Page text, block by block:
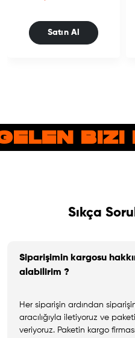
Satın Al
BIZI
Sıkça
Siparişimin kargosu
alabilirim ?
Her siparişin ardından
aracılığıyla iletiyoruz ve
veriyoruz. Paketin kargo